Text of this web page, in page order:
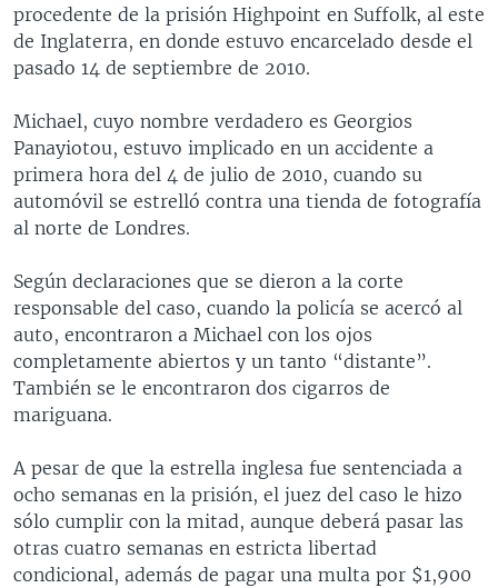
EL MUNDO AL DÍA [RADIO]
FORO [RADIO]
NOTA ECONÓMICA
ENTRETENIMIENTO
SÍGANOS
Idiomas
procedente de la prisión Highpoint en Suffolk, al este
de Inglaterra, en donde estuvo encarcelado desde el
pasado 14 de septiembre de 2010.
Michael, cuyo nombre verdadero es Georgios
Panayiotou, estuvo implicado en un accidente a
primera hora del 4 de julio de 2010, cuando su
automóvil se estrelló contra una tienda de fotografía
al norte de Londres.
Según declaraciones que se dieron a la corte
responsable del caso, cuando la policía se acercó al
auto, encontraron a Michael con los ojos
completamente abiertos y un tanto “distante”.
También se le encontraron dos cigarros de
mariguana.
A pesar de que la estrella inglesa fue sentenciada a
ocho semanas en la prisión, el juez del caso le hizo
sólo cumplir con la mitad, aunque deberá pasar las
otras cuatro semanas en estricta libertad
condicional, además de pagar una multa por $1,900